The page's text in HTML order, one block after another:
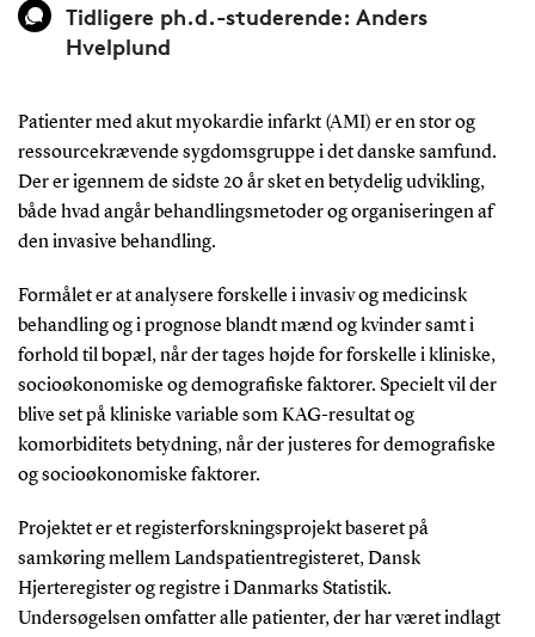
Tidligere ph.d.-studerende: Anders
Hvelplund
Patienter med akut myokardie infarkt (AMI) er en stor og
ressourcekrævende sygdomsgruppe i det danske samfund.
Der er igennem de sidste 20 år sket en betydelig udvikling,
både hvad angår behandlingsmetoder og organiseringen af
den invasive behandling.
Formålet er at analysere forskelle i invasiv og medicinsk
behandling og i prognose blandt mænd og kvinder samt i
forhold til bopæl, når der tages højde for forskelle i kliniske,
socioøkonomiske og demografiske faktorer. Specielt vil der
blive set på kliniske variable som KAG-resultat og
komorbiditets betydning, når der justeres for demografiske
og socioøkonomiske faktorer.
Projektet er et registerforskningsprojekt baseret på
samkøring mellem Landspatientregisteret, Dansk
Hjerteregister og registre i Danmarks Statistik.
Undersøgelsen omfatter alle patienter, der har været indlagt